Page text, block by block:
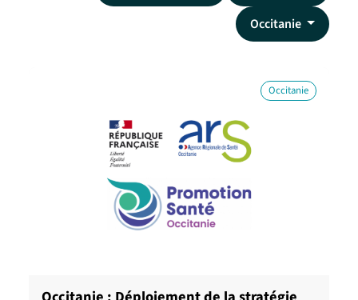
Occitanie
Occitanie